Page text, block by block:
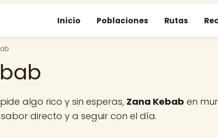
Inicio Poblaciones Rutas
algo rico y sin esperas, Zana Kebab en
directo y a seguir con el día.